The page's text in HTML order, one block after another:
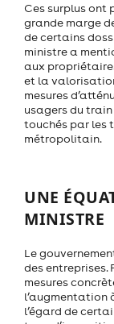
Ces surplus ont
grande marge
de certains
ministre a
aux
et la
mesures
usagers du
touchés par les
métropolitain.
UNE
MINISTRE
Le
des entreprises.
mesures
l’augmentation
l’égard de